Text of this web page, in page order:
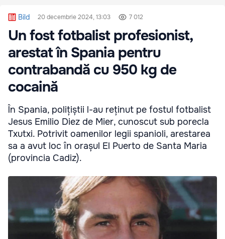
Bild 20 decembrie 2024, 13:03 7 012
Un fost fotbalist profesionist,
arestat în Spania pentru
contrabandă cu 950 kg de
cocaină
În Spania, polițiștii l-au reținut pe fostul fotbalist
Jesus Emilio Diez de Mier, cunoscut sub porecla
Txutxi. Potrivit oamenilor legii spanioli, arestarea
sa a avut loc în orașul El Puerto de Santa Maria
(provincia Cadiz).